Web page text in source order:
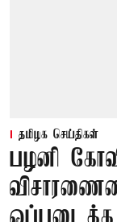
தமிழக செய்திகள்
பழனி